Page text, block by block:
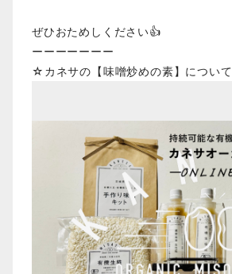
ぜひおためしください👍
ーーーーーーー
☆カネサの【味噌炒めの素】について